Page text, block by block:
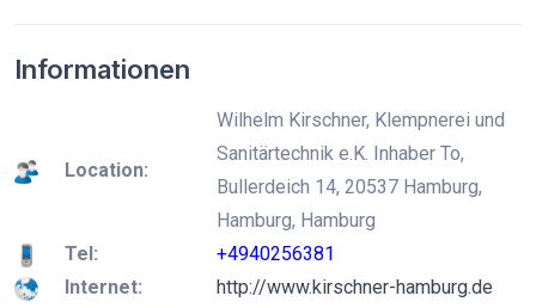
Informationen
Location:
Wilhelm Kirschner, Klempnerei und
Sanitärtechnik e.K. Inhaber To,
Bullerdeich 14, 20537 Hamburg,
Hamburg, Hamburg
Tel:
+4940256381
Internet:
http://www.kirschner-hamburg.de